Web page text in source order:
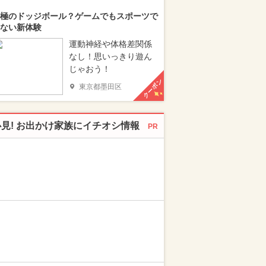
のドッジボール？ゲームでもスポーツで
い新体験
運動神経や体格差関係
なし！思いっきり遊ん
じゃおう！
東京都墨田区 クーポン
! お出かけ家族にイチオシ情報 PR